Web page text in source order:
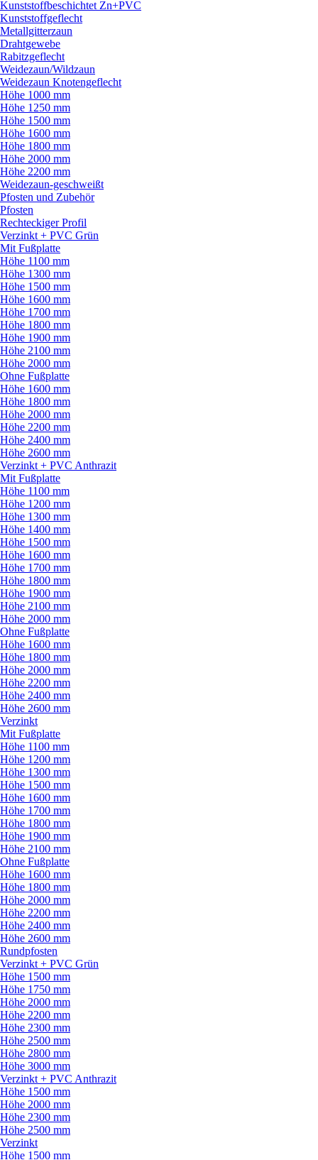
Kunststoffbeschichtet Zn+PVC
Kunststoffgeflecht
Metallgitterzaun
Drahtgewebe
Rabitzgeflecht
Weidezaun/Wildzaun
Weidezaun Knotengeflecht
Höhe 1000 mm
Höhe 1250 mm
Höhe 1500 mm
Höhe 1600 mm
Höhe 1800 mm
Höhe 2000 mm
Höhe 2200 mm
Weidezaun-geschweißt
Pfosten und Zubehör
Pfosten
Rechteckiger Profil
Verzinkt + PVC Grün
Mit Fußplatte
Höhe 1100 mm
Höhe 1300 mm
Höhe 1500 mm
Höhe 1600 mm
Höhe 1700 mm
Höhe 1800 mm
Höhe 1900 mm
Höhe 2100 mm
Höhe 2000 mm
Ohne Fußplatte
Höhe 1600 mm
Höhe 1800 mm
Höhe 2000 mm
Höhe 2200 mm
Höhe 2400 mm
Höhe 2600 mm
Verzinkt + PVC Anthrazit
Mit Fußplatte
Höhe 1100 mm
Höhe 1200 mm
Höhe 1300 mm
Höhe 1400 mm
Höhe 1500 mm
Höhe 1600 mm
Höhe 1700 mm
Höhe 1800 mm
Höhe 1900 mm
Höhe 2100 mm
Höhe 2000 mm
Ohne Fußplatte
Höhe 1600 mm
Höhe 1800 mm
Höhe 2000 mm
Höhe 2200 mm
Höhe 2400 mm
Höhe 2600 mm
Verzinkt
Mit Fußplatte
Höhe 1100 mm
Höhe 1200 mm
Höhe 1300 mm
Höhe 1500 mm
Höhe 1600 mm
Höhe 1700 mm
Höhe 1800 mm
Höhe 1900 mm
Höhe 2100 mm
Ohne Fußplatte
Höhe 1600 mm
Höhe 1800 mm
Höhe 2000 mm
Höhe 2200 mm
Höhe 2400 mm
Höhe 2600 mm
Rundpfosten
Verzinkt + PVC Grün
Höhe 1500 mm
Höhe 1750 mm
Höhe 2000 mm
Höhe 2200 mm
Höhe 2300 mm
Höhe 2500 mm
Höhe 2800 mm
Höhe 3000 mm
Verzinkt + PVC Anthrazit
Höhe 1500 mm
Höhe 2000 mm
Höhe 2300 mm
Höhe 2500 mm
Verzinkt
Höhe 1500 mm